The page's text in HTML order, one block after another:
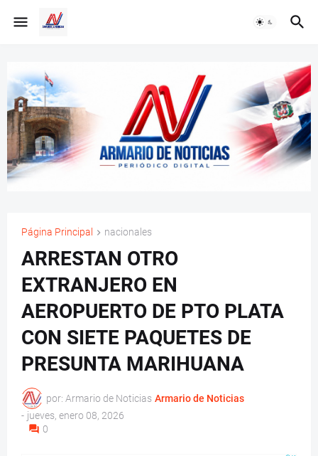
Página Principal nacionales
ARRESTAN OTRO
EXTRANJERO EN
AEROPUERTO DE PTO PLATA
CON SIETE PAQUETES DE
PRESUNTA MARIHUANA
por: Armario de Noticias Armario de Noticias
- jueves, enero 08, 2026
0